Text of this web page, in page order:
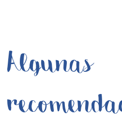
Algunas